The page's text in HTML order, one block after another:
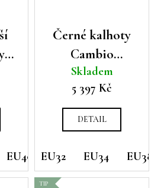
EU40
Černé kalhoty
Cambio
Elizabeth
Skladem
5 397 Kč
DETAIL
EU32 EU34 EU38
TIP